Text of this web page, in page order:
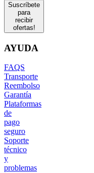
Suscríbete
para
recibir
ofertas!
AYUDA
FAQS
Transporte
Reembolso
Garantía
Plataformas
de
pago
seguro
Soporte
técnico
y
problemas